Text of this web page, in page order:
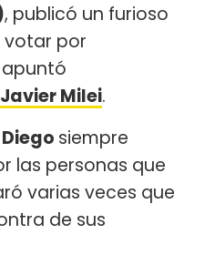
, publicó un furioso
votar por
Javier Milei.
Diego siempre
las personas que
varias veces que
de sus